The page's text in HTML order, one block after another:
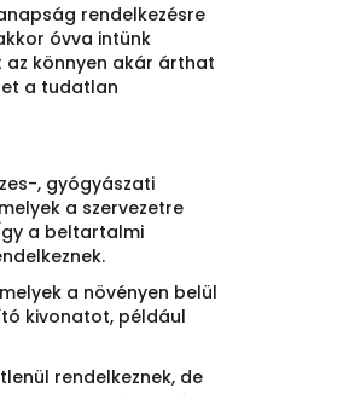
rendelkezésre
óvva intünk
könnyen akár árthat
a tudatlan
, gyógyászati
a szervezetre
a beltartalmi
a növényen belül
kivonatot, például
rendelkeznek, de